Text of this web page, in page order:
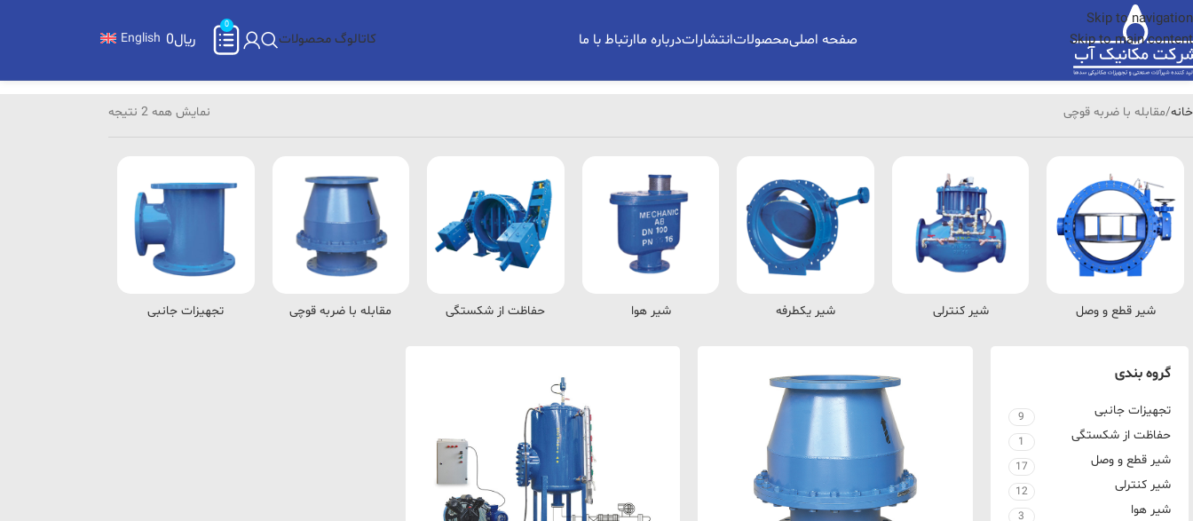
Skip to navigation
Skip to main content
صفحه اصلیمحصولاتانتشاراتدرباره ماارتباط با ما کاتالوگ محصولات
0
﷼0
English
خانه مقابله با ضربه قوچی نمایش همه 2 نتیجه
شیر قطع و وصل شیر کنترلی شیر یکطرفه شیر هوا حفاظت از شکستگی مقابله با ضربه قوچی تجهیزات جانبی
گروه بندی
تجهیزات جانبی 9
حفاظت از شکستگی 1
شیر قطع و وصل 17
شیر کنترلی 12
شیر هوا 3